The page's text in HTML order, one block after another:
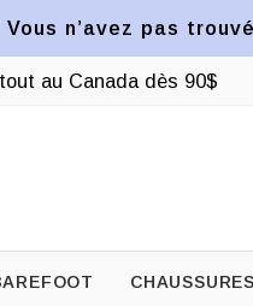
Vous n’avez pas
au Canada dès 90$